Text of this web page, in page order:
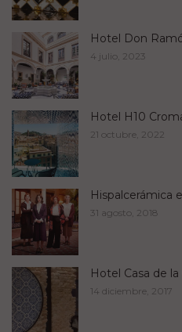
Hotel Don
4 julio, 2023
Hotel H10
21 octubre, 2022
Hispalcerámica
31 agosto, 2018
Hotel Casa de la
14 diciembre, 2017